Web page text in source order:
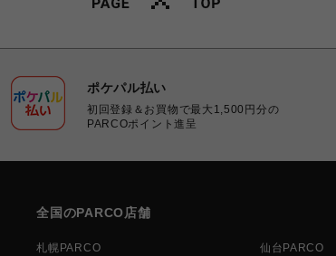
ポケパル払い
初回登録＆お買物で最大1,500円分の
PARCOポイント進呈
全国のPARCO店舗
札幌PARCO 仙台PARCO